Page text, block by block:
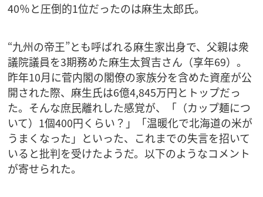
40％と圧倒的1位だったのは麻生太郎氏。
“九州の帝王”とも呼ばれる麻生家出身で、父親は衆
議院議員を3期務めた麻生太賀吉さん（享年69）。
昨年10月に菅内閣の閣僚の家族分を含めた資産が公
開された際、麻生氏は6億4,845万円とトップだっ
た。そんな庶民離れした感覚が、「（カップ麺につ
いて）1個400円くらい？」「温暖化で北海道の米が
うまくなった」といった、これまでの失言を招いて
いると批判を受けたようだ。以下のようなコメント
が寄せられた。